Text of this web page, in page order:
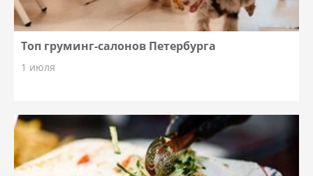
Топ груминг-салонов Петербурга
1 июля